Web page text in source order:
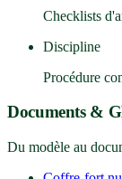
Checklists
Discipline
Procédure
Documents &
Du modèle au